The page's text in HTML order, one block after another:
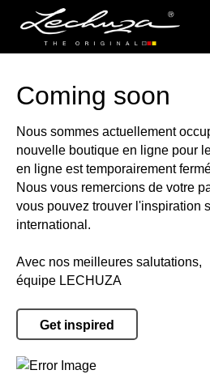
Coming soon
Nous sommes actuellement
nouvelle boutique en ligne pour
en ligne est temporairement
Nous vous remercions de votre
vous pouvez trouver l'inspiration
international.
Avec nos meilleures salutations,
équipe LECHUZA
Get inspired